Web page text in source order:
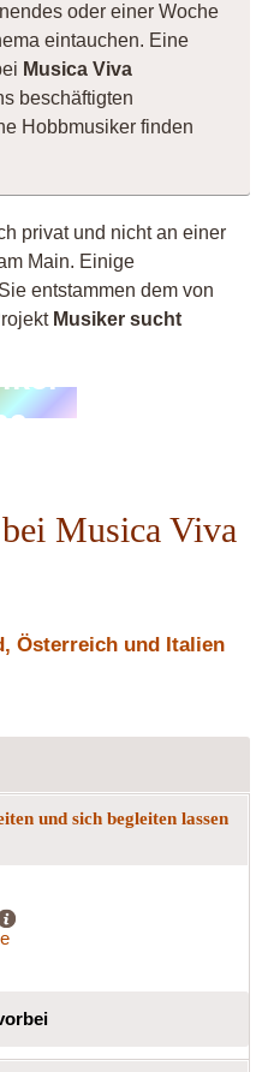
oder einer Woche
eintauchen. Eine
Musica Viva
beschäftigten
Hobbmusiker finden
privat und nicht an einer
Main. Einige
entstammen dem von
Musiker sucht
Musica Viva
Österreich und Italien
und sich begleiten lassen